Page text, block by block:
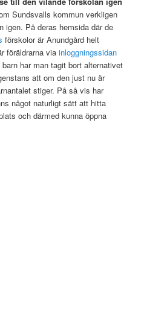
Sundsvalls kommun verkligen
igen. På deras hemsida där de
förskolor är Anundgård helt
föräldrarna viainloggningssidan
har man tagit bort alternativet
att om den just nu är
stiger. På så vis har
något naturligt sätt att hitta
och därmed kunna öppna